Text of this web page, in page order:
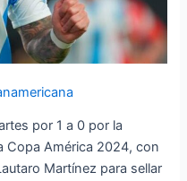
por 1 a 0 por la
Copa América 2024, con
Martínez para sellar